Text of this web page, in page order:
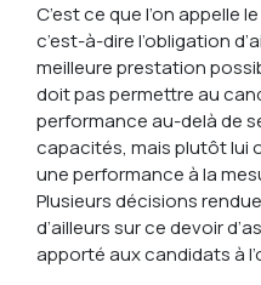
C’est ce que l’on appelle
c’est-à-dire l’obligation
meilleure prestation
doit pas permettre au
performance au-delà de
capacités, mais plutôt lui
une performance à la
Plusieurs décisions
d’ailleurs sur ce devoir
apporté aux candidats à